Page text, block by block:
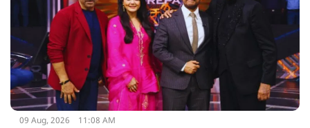
09 Aug, 2026 11:08 AM